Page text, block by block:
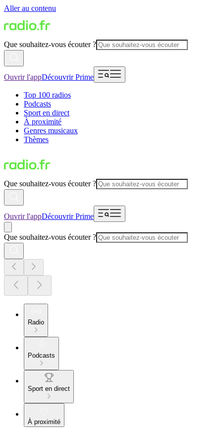
Aller au contenu
Que souhaitez-vous écouter ?
Ouvrir l'appDécouvrir Prime
Top 100 radios
Podcasts
Sport en direct
À proximité
Genres musicaux
Thèmes
Que souhaitez-vous écouter ?
Ouvrir l'appDécouvrir Prime
Que souhaitez-vous écouter ?
Radio
Podcasts
Sport en direct
À proximité